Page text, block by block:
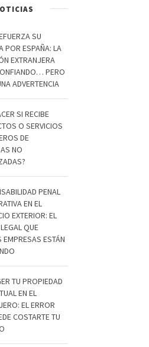
SU
POR ESPAÑA: LA
EXTRANJERA
PERO
ADVERTENCIA
SI RECIBE
O SERVICIOS
DE
NO
PENAL
EN EL
EXTERIOR: EL
QUE
EMPRESAS ESTÁN
TU PROPIEDAD
EN EL
EL ERROR
COSTARTE TU